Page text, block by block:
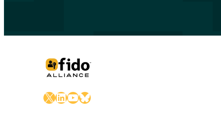
X LinkedIn
YouTube
Bluesky